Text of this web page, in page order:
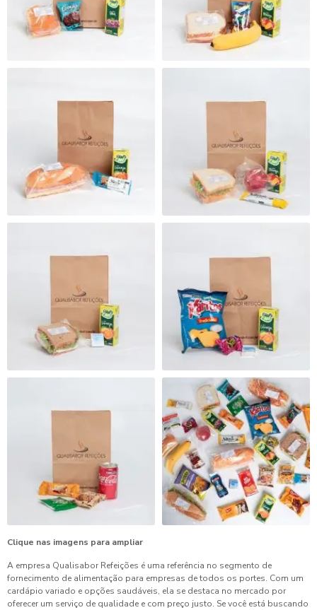
Clique nas imagens para ampliar
A empresa Qualisabor Refeições é uma referência no segmento de
fornecimento de alimentação para empresas de todos os portes. Com um
cardápio variado e opções saudáveis, ela se destaca no mercado por
oferecer um serviço de qualidade e com preço justo. Se você está buscando